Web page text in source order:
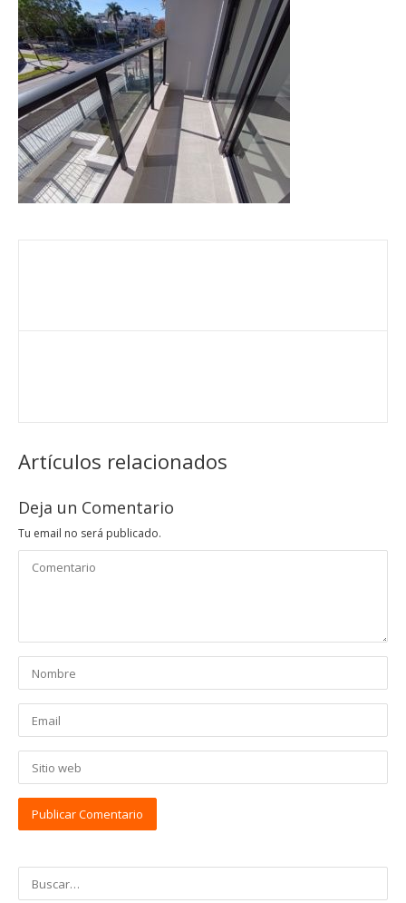
Artículos relacionados
Deja un Comentario
Tu email no será publicado.